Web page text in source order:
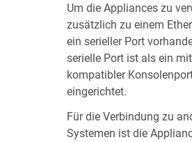
Um die Appliances zu
zusätzlich zu einem
ein serieller Port
serielle Port ist als ein
kompatibler
eingerichtet.
Für die Verbindung zu
Systemen ist die